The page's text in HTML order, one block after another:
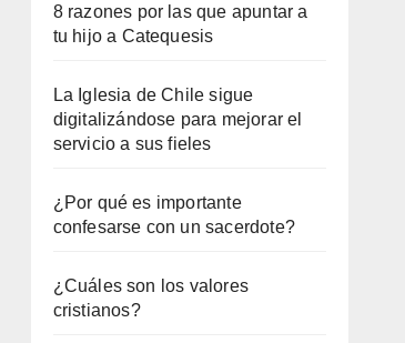
8 razones por las que apuntar a
tu hijo a Catequesis
La Iglesia de Chile sigue
digitalizándose para mejorar el
servicio a sus fieles
¿Por qué es importante
confesarse con un sacerdote?
¿Cuáles son los valores
cristianos?